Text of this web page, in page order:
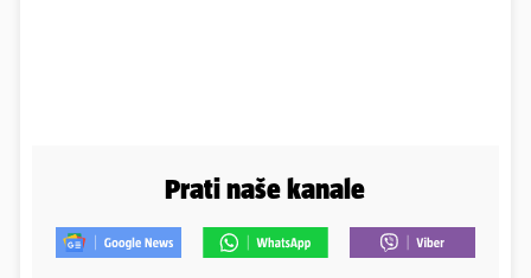
Prati naše kanale